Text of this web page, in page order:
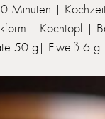
Minuten |
| Kochtopf |
50 g| Eiweiß 6